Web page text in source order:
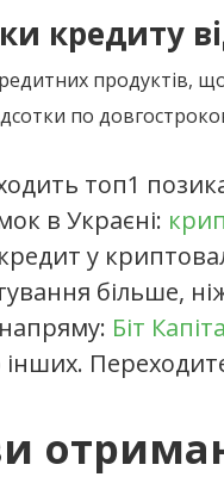
кредиту
продуктів,
по
топ1
в Украєні:
у
більше,
Біт
інших.